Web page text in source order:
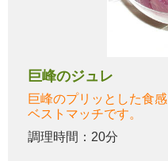
巨峰のジュレ
巨峰のプリッとした食
ベストマッチです。
調理時間：20分